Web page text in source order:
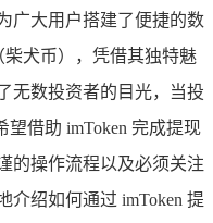
广大用户搭建了便捷的数
犬币），凭借其独特魅
无数投资者的目光，当投
借助 imToken 完成提现
的操作流程以及必须关注
介绍如何通过 imToken 提